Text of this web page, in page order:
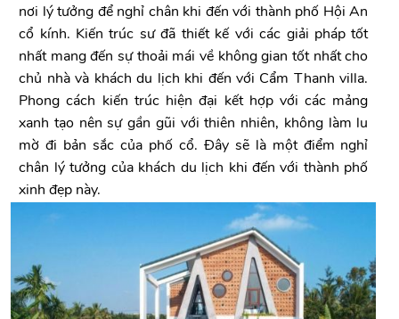
nơi lý tưởng để nghỉ chân khi đến với thành phố Hội An
cổ kính. Kiến trúc sư đã thiết kế với các giải pháp tốt
nhất mang đến sự thoải mái về không gian tốt nhất cho
chủ nhà và khách du lịch khi đến với Cẩm Thanh villa.
Phong cách kiến trúc hiện đại kết hợp với các mảng
xanh tạo nên sự gần gũi với thiên nhiên, không làm lu
mờ đi bản sắc của phố cổ. Đây sẽ là một điểm nghỉ
chân lý tưởng của khách du lịch khi đến với thành phố
xinh đẹp này.